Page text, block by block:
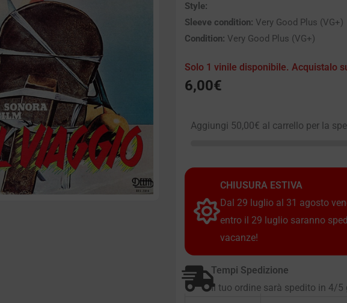
Style:
Sleeve condition: Very Good Plus (VG+)
Condition: Very Good Plus (VG+)
Solo 1 vinile disponibile. Acquistalo
6,00€
Aggiungi 50,00€ al carrello per la
CHIUSURA ESTIVA
Dal 29 luglio al 31 agosto
entro il 29 luglio saranno
vacanze!
Tempi Spedizione
Il tuo ordine sarà spedito in 4/5